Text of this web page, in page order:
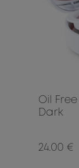
Oil
Dark
24.00 €